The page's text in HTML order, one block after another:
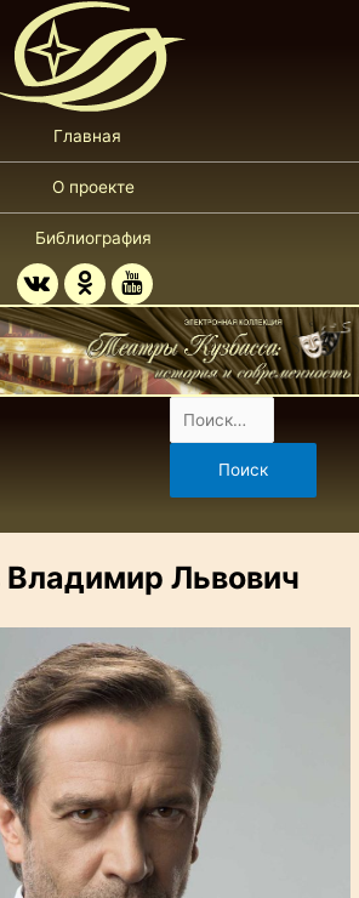
Главная
О проекте
Библиография
Львович